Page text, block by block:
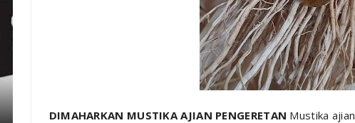
DIMAHARKAN MUSTIKA AJIAN PENGERETAN Mustika